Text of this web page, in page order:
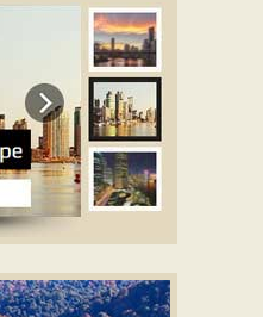
avec Rotate effet
avec Basic linear